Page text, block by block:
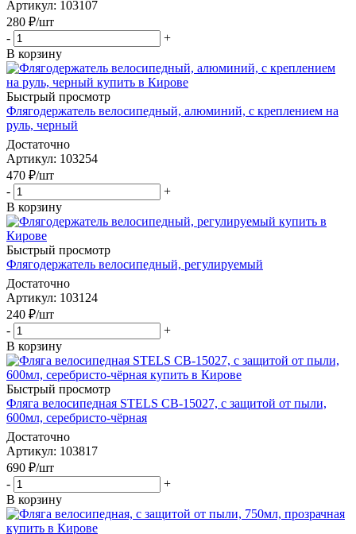
Артикул: 103107
280 ₽/шт
-
+
В корзину
Быстрый просмотр
Флягодержатель велосипедный, алюминий, с креплением на
руль, черный
Достаточно
Артикул: 103254
470 ₽/шт
-
+
В корзину
Быстрый просмотр
Флягодержатель велосипедный, регулируемый
Достаточно
Артикул: 103124
240 ₽/шт
-
+
В корзину
Быстрый просмотр
Фляга велосипедная STELS CB-15027, с защитой от пыли,
600мл, серебристо-чёрная
Достаточно
Артикул: 103817
690 ₽/шт
-
+
В корзину